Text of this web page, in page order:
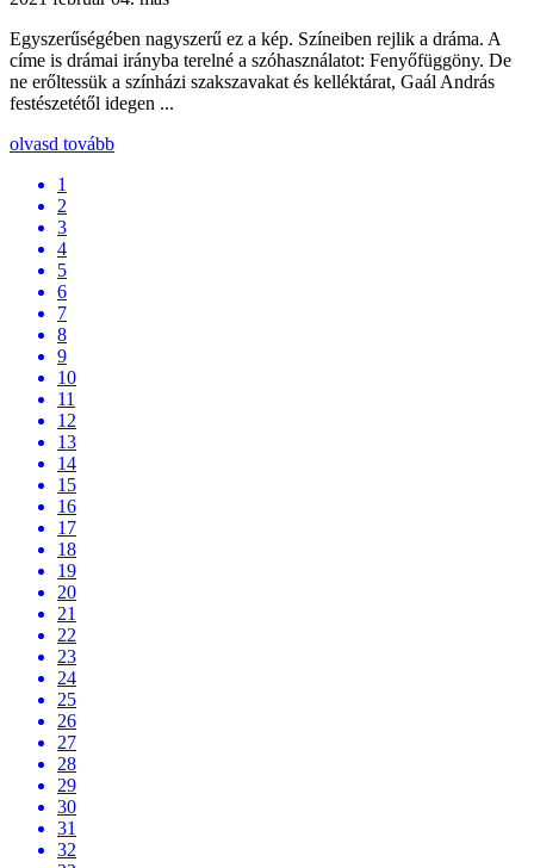
Egyszerűségében nagyszerű ez a kép. Színeiben rejlik a dráma. A
címe is drámai irányba terelné a szóhasználatot: Fenyőfüggöny. De
ne erőltessük a színházi szakszavakat és kelléktárat, Gaál András
festészetétől idegen ...
olvasd tovább
1
2
3
4
5
6
7
8
9
10
11
12
13
14
15
16
17
18
19
20
21
22
23
24
25
26
27
28
29
30
31
32